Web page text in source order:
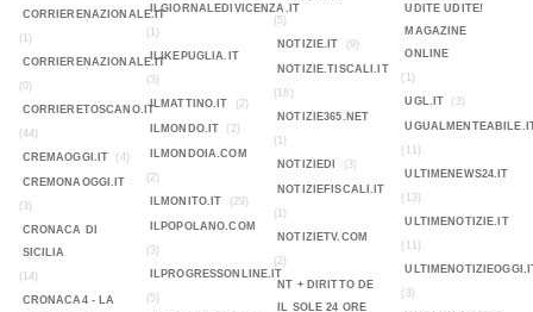
CORRIERENAZIONALE.IT
(1)
CORRIERENAZIONALE.IT
(0)
CORRIERETOSCANO.IT
(44)
CREMAOGGI.IT
(4)
CREMONAOGGI.IT
(3)
CRONACA DI
SICILIA
(14)
CRONACA4 - LA
ILGIORNALEDIVICENZA.IT
(1)
ILIKEPUGLIA.IT
(3)
ILMATTINO.IT
(2)
ILMONDO.IT (2)
ILMONDOIA.COM
(2)
ILMONITO.IT
(29)
ILPOPOLANO.COM
(3)
ILPROGRESSONLINE.IT
(5)
(5)
NOTIZIE.IT
(9)
NOTIZIE.TISCALI.IT
(18)
NOTIZIE365.NET
(1)
NOTIZIEDI
(3)
NOTIZIEFISCALI.IT
(1)
NOTIZIETV.COM
(2)
NT + DIRITTO DE
IL SOLE 24 ORE
UDITE UDITE!
MAGAZINE
ONLINE
(1)
UGL.IT
(3)
(11)
ULTIMENEWS24.IT
(13)
ULTIMENOTIZIE.IT
(11)
(3)